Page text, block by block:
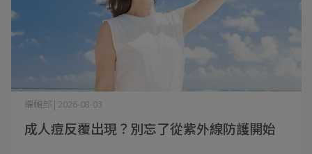
編輯部 | 2026-08-03
成人痘反覆出現？別忘了從紫外線防護開始